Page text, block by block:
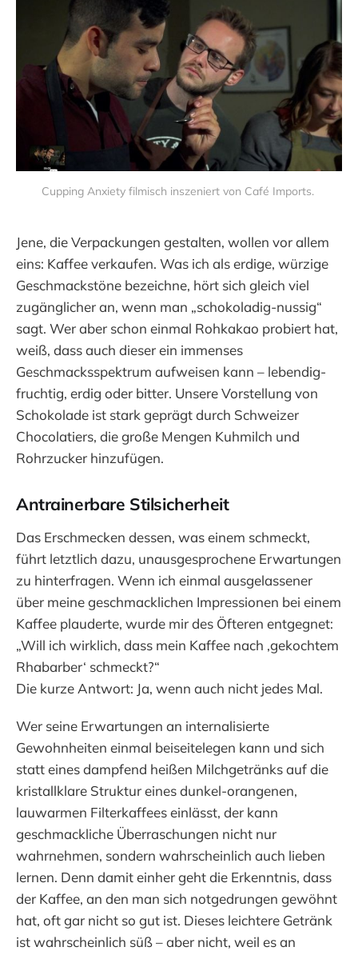
Cupping Anxiety filmisch inszeniert von Café Imports.
Jene, die Verpackungen gestalten, wollen vor allem
eins: Kaffee verkaufen. Was ich als erdige, würzige
Geschmackstöne bezeichne, hört sich gleich viel
zugänglicher an, wenn man „schokoladig-nussig“
sagt. Wer aber schon einmal Rohkakao probiert hat,
weiß, dass auch dieser ein immenses
Geschmacksspektrum aufweisen kann – lebendig-
fruchtig, erdig oder bitter. Unsere Vorstellung von
Schokolade ist stark geprägt durch Schweizer
Chocolatiers, die große Mengen Kuhmilch und
Rohrzucker hinzufügen.
Antrainerbare Stilsicherheit
Das Erschmecken dessen, was einem schmeckt,
führt letztlich dazu, unausgesprochene Erwartungen
zu hinterfragen. Wenn ich einmal ausgelassener
über meine geschmacklichen Impressionen bei einem
Kaffee plauderte, wurde mir des Öfteren entgegnet:
„Will ich wirklich, dass mein Kaffee nach ‚gekochtem
Rhabarber‘ schmeckt?“
Die kurze Antwort: Ja, wenn auch nicht jedes Mal.
Wer seine Erwartungen an internalisierte
Gewohnheiten einmal beiseitelegen kann und sich
statt eines dampfend heißen Milchgetränks auf die
kristallklare Struktur eines dunkel-orangenen,
lauwarmen Filterkaffees einlässt, der kann
geschmackliche Überraschungen nicht nur
wahrnehmen, sondern wahrscheinlich auch lieben
lernen. Denn damit einher geht die Erkenntnis, dass
der Kaffee, an den man sich notgedrungen gewöhnt
hat, oft gar nicht so gut ist. Dieses leichtere Getränk
ist wahrscheinlich süß – aber nicht, weil es an